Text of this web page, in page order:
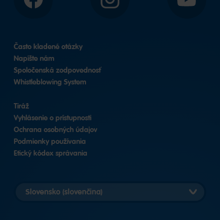
Facebook Instagram YouTube
Často kladené otázky
Napíšte nám
Spoločenská zodpovednosť
Whistleblowing System
Tiráž
Vyhlásenie o prístupnosti
Ochrana osobných údajov
Podmienky používania
Etický kódex správania
Vybrať
verziu